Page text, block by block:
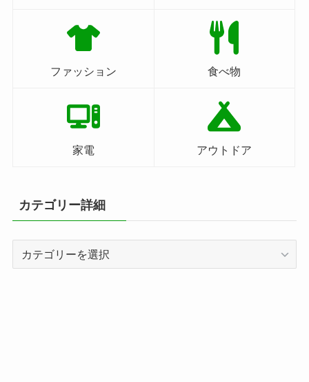
ファッション 食べ物
家電 アウトドア
カテゴリー詳細